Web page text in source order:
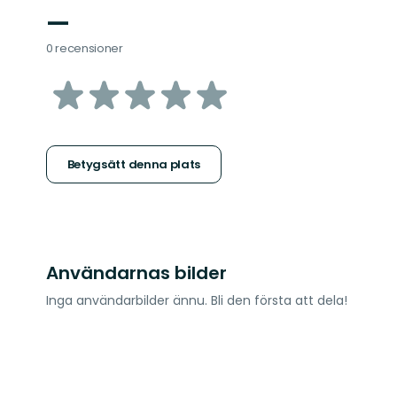
—
0 recensioner
av
stjärnor
Betygsätt denna plats
Användarnas bilder
Inga användarbilder ännu. Bli den första att dela!